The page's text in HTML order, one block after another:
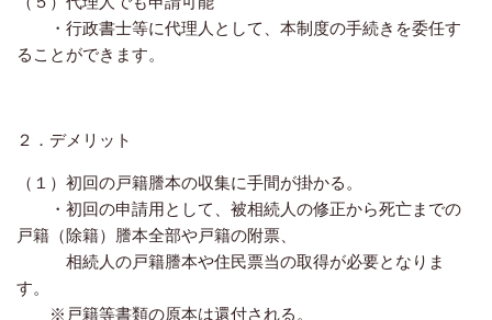
・行政書士等に代理人として、本制度の手続きを委任す
ることができます。
２．デメリット
（１）初回の戸籍謄本の収集に手間が掛かる。
・初回の申請用として、被相続人の修正から死亡までの
戸籍（除籍）謄本全部や戸籍の附票、
相続人の戸籍謄本や住民票当の取得が必要となりま
す。
※戸籍等書類の原本は還付される。